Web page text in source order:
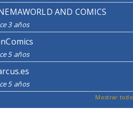
AND COMICS
3 años
5 años
5 años
Mostrar todo